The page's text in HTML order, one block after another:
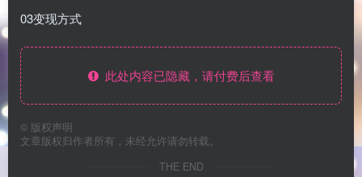
03变现方式
此处内容已隐藏，请付费后查看
© 版权声明
文章版权归作者所有，未经允许请勿转载。
THE END